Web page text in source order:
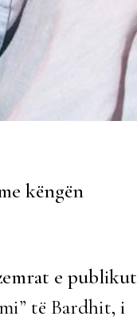
këngën
e publikut
të Bardhit, i